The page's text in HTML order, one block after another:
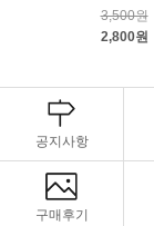
3,500원
2,800원
공지사항
구매후기